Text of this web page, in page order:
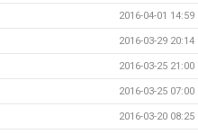
2016-04-01 14:59
2016-03-29 20:14
2016-03-25 21:00
2016-03-25 07:00
2016-03-20 08:25